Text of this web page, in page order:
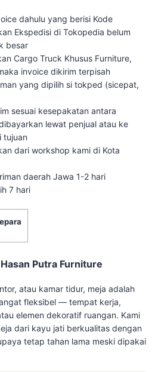
dahulu yang berisi Kode
Ekspedisi di Tokopedia belum
besar
Cargo Truck Khusus Furniture,
invoice dikirim terpisah
yang dipilih si tokped (sicepat,
sesuai kesepakatan antara
lewat penjual atau ke
tujuan
dari workshop kami di Kota
daerah Jawa 1-2 hari
7 hari
Putra Furniture
atau kamar tidur, meja adalah
fleksibel — tempat kerja,
elemen dekoratif ruangan. Kami
dari kayu jati berkualitas dengan
tetap tahan lama meski dipakai